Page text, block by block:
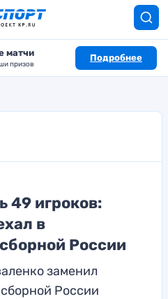
матчи
призов
Подробнее
49 игроков:
в
России
заменил
России